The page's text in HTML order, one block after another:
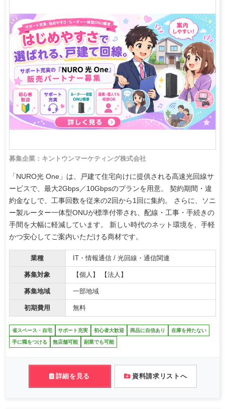
募集企業：キントウンマーケティング株式会社
「NURO光 One」は、戸建て住宅向けに提供される高速光回線サ
ービスで、最大2Gbps／10Gbpsのプランを用意。 契約期間・違
約金なしで、工事回数を従来の2回から1回に集約。 さらに、ソニ
ー製ルーター一体型ONUが標準付帯され、配線・工事・手続きの
手間を大幅に軽減しています。 新しい時代のネット環境を、手軽
かつ安心してご案内いただける商材です。
業種 IT・情報通信 / 光回線・通信関連
募集対象 【個人】 【法人】
募集地域 一部地域
初期費用 無料
省スペース・自宅 サポート充実 初心者大歓迎 商品に自信あり 在庫を持たない
手に職をつける 無店舗可能 副業でも可能
詳細を見る 資料請求リストへ